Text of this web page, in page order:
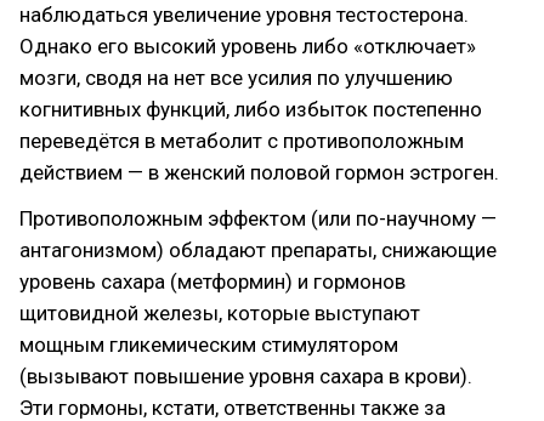
наблюдаться увеличение уровня тестостерона.
Однако его высокий уровень либо «отключает»
мозги, сводя на нет все усилия по улучшению
когнитивных функций, либо избыток постепенно
переведётся в метаболит с противоположным
действием — в женский половой гормон эстроген.
Противоположным эффектом (или по-научному —
антагонизмом) обладают препараты, снижающие
уровень сахара (метформин) и гормонов
щитовидной железы, которые выступают
мощным гликемическим стимулятором
(вызывают повышение уровня сахара в крови).
Эти гормоны, кстати, ответственны также за